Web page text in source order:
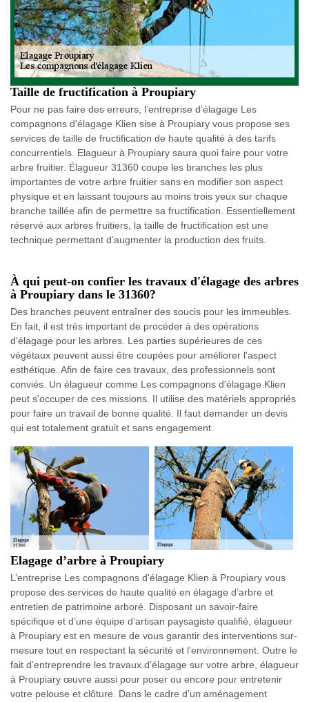
Taille de fructification à Proupiary
Pour ne pas faire des erreurs, l’entreprise d’élagage Les
compagnons d'élagage Klien sise à Proupiary vous propose ses
services de taille de fructification de haute qualité à des tarifs
concurrentiels. Elagueur à Proupiary saura quoi faire pour votre
arbre fruitier. Élagueur 31360 coupe les branches les plus
importantes de votre arbre fruitier sans en modifier son aspect
physique et en laissant toujours au moins trois yeux sur chaque
branche taillée afin de permettre sa fructification. Essentiellement
réservé aux arbres fruitiers, la taille de fructification est une
technique permettant d’augmenter la production des fruits.
À qui peut-on confier les travaux d'élagage des arbres
à Proupiary dans le 31360?
Des branches peuvent entraîner des soucis pour les immeubles.
En fait, il est très important de procéder à des opérations
d'élagage pour les arbres. Les parties supérieures de ces
végétaux peuvent aussi être coupées pour améliorer l'aspect
esthétique. Afin de faire ces travaux, des professionnels sont
conviés. Un élagueur comme Les compagnons d'élagage Klien
peut s'occuper de ces missions. Il utilise des matériels appropriés
pour faire un travail de bonne qualité. Il faut demander un devis
qui est totalement gratuit et sans engagement.
Elagage d’arbre à Proupiary
L’entreprise Les compagnons d'élagage Klien à Proupiary vous
propose des services de haute qualité en élagage d’arbre et
entretien de patrimoine arboré. Disposant un savoir-faire
spécifique et d’une équipe d’artisan paysagiste qualifié, élagueur
à Proupiary est en mesure de vous garantir des interventions sur-
mesure tout en respectant la sécurité et l’environnement. Outre le
fait d’entreprendre les travaux d’élagage sur votre arbre, élagueur
à Proupiary œuvre aussi pour poser ou encore pour entretenir
votre pelouse et clôture. Dans le cadre d’un aménagement